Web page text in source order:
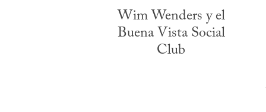
Wim Wenders y el
Buena Vista Social
Club